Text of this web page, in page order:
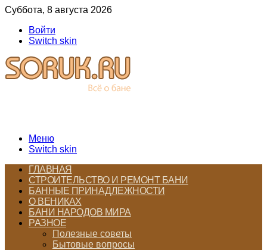
Суббота, 8 августа 2026
Войти
Switch skin
Меню
Switch skin
ГЛАВНАЯ
СТРОИТЕЛЬСТВО И РЕМОНТ БАНИ
БАННЫЕ ПРИНАДЛЕЖНОСТИ
О ВЕНИКАХ
БАНИ НАРОДОВ МИРА
РАЗНОЕ
Полезные советы
Бытовые вопросы